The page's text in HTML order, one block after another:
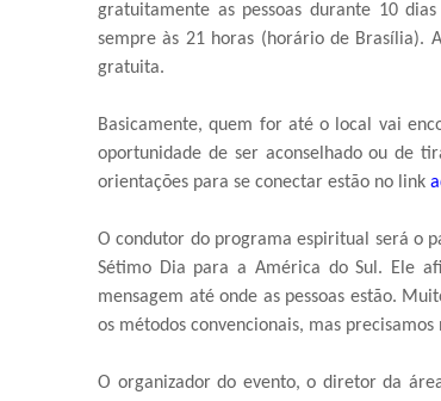
gratuitamente as pessoas durante 10
sempre às 21 horas (horário de Brasília).
gratuita.
Basicamente, quem for até o local vai
oportunidade de ser aconselhado ou de
orientações para se conectar estão no link
O condutor do programa espiritual será o
Sétimo Dia para a América do Sul. Ele
mensagem até onde as pessoas estão.
os métodos convencionais, mas
O organizador do evento, o diretor da